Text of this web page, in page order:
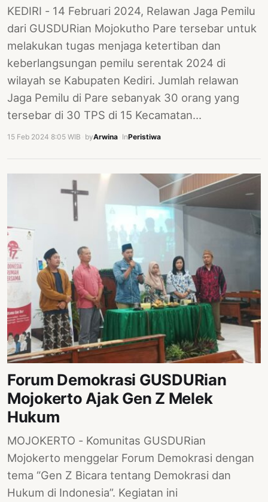
KEDIRI - 14 Februari 2024, Relawan Jaga Pemilu
dari GUSDURian Mojokutho Pare tersebar untuk
melakukan tugas menjaga ketertiban dan
keberlangsungan pemilu serentak 2024 di
wilayah se Kabupaten Kediri. Jumlah relawan
Jaga Pemilu di Pare sebanyak 30 orang yang
tersebar di 30 TPS di 15 Kecamatan…
15 Feb 2024 8:05 WIB byArwina InPeristiwa
Forum Demokrasi GUSDURian
Mojokerto Ajak Gen Z Melek
Hukum
MOJOKERTO - Komunitas GUSDURian
Mojokerto menggelar Forum Demokrasi dengan
tema “Gen Z Bicara tentang Demokrasi dan
Hukum di Indonesia”. Kegiatan ini